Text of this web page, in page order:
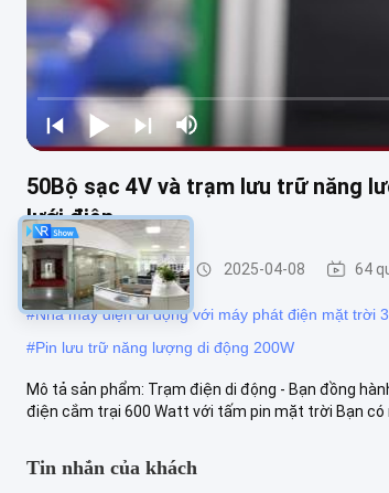
50Bộ sạc 4V và trạm lưu trữ năng
lưới điện
trạm điện di động 2025-04-08 64
#Nhà máy điện di động với máy phát điện mặt trời
#Pin lưu trữ năng lượng di động 200W
Mô tả sản phẩm: Trạm điện di động - Bạn đồng
điện cắm trại 600 Watt với tấm pin mặt trời Bạn có
Tin nhắn của khách